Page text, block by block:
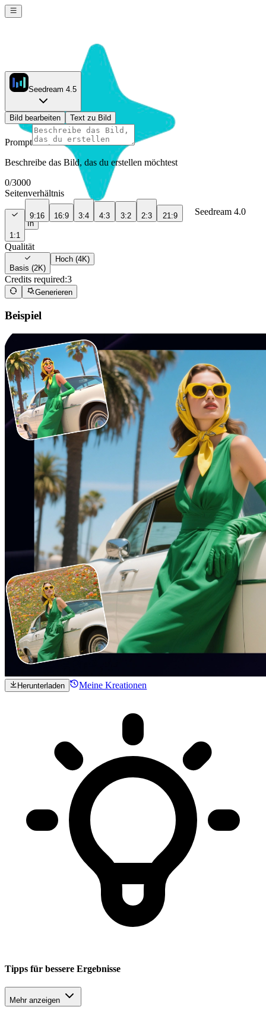
Seedream 4.0
Sign In
Seedream 4.5
Bild bearbeiten Text zu Bild
Prompt
Beschreibe das Bild, das du erstellen möchtest
0/3000
Seitenverhältnis
1:1
9:16 16:9 3:4 4:3 3:2 2:3 21:9
Qualität
Basis (2K)
Hoch (4K)
Credits required:3
Generieren
Beispiel
Herunterladen Meine Kreationen
Tipps für bessere Ergebnisse
Mehr anzeigen